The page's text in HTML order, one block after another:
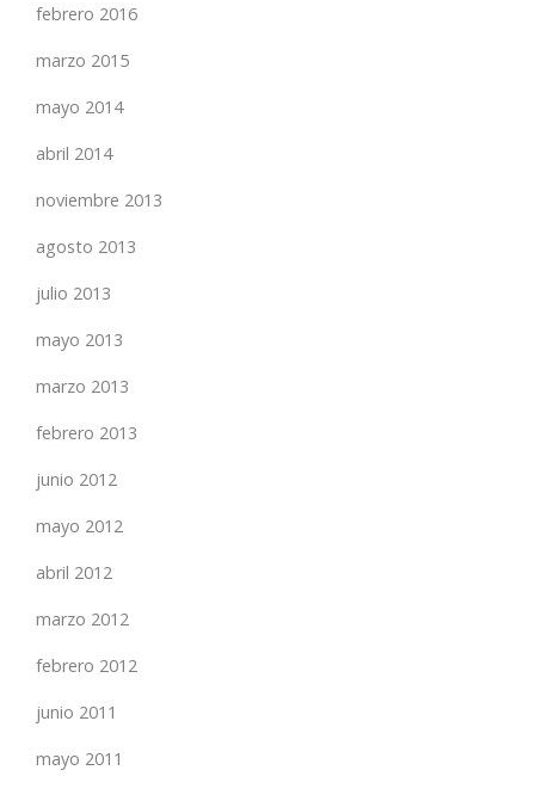
febrero 2016
marzo 2015
mayo 2014
abril 2014
noviembre 2013
agosto 2013
julio 2013
mayo 2013
marzo 2013
febrero 2013
junio 2012
mayo 2012
abril 2012
marzo 2012
febrero 2012
junio 2011
mayo 2011